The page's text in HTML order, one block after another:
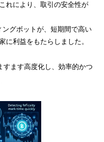
れにより、取引の安全性が
グボットが、短期間で高い
に利益をもたらしました。
ます高度化し、効率的かつ